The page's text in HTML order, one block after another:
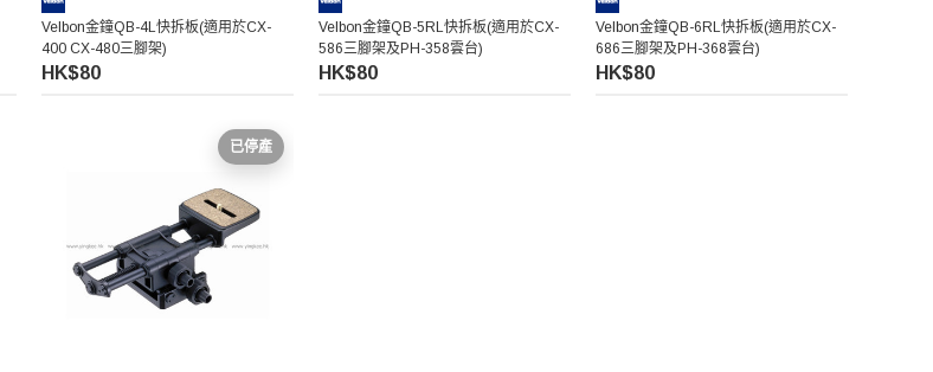
Velbon金鐘QB-4L快拆板(適用於CX-
400 CX-480三腳架)
HK$80
Velbon金鐘QB-5RL快拆板(適用於CX-
586三腳架及PH-358雲台)
HK$80
Velbon金鐘QB-6RL快拆板(適用於CX-
686三腳架及PH-368雲台)
HK$80
已停產